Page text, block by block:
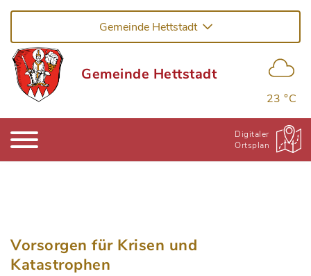
Gemeinde Hettstadt
Gemeinde Hettstadt
23 °C
Digitaler
Ortsplan
Vorsorgen für Krisen und
Katastrophen